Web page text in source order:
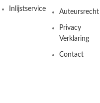
Inlijstservice Auteursrecht
Privacy
Verklaring
Contact